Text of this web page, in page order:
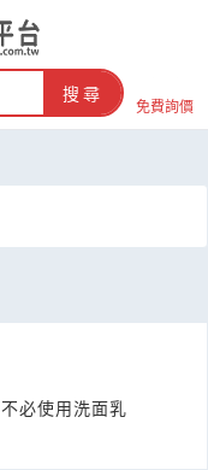
搜尋
免費詢價
可免用洗面乳！！ 真心呵護您的小寶貝 不必使用洗面乳